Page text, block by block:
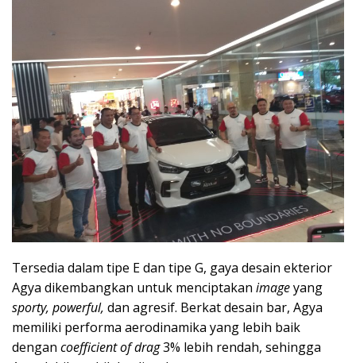
Tersedia dalam tipe E dan tipe G, gaya desain ekterior
Agya dikembangkan untuk menciptakan imageyang
sporty, powerful, dan agresif. Berkat desain bar, Agya
memiliki performa aerodinamika yang lebih baik
dengan coefficient of drag3% lebih rendah, sehingga